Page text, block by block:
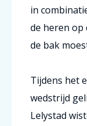
in
de heren op
de bak
Tijdens het
wedstrijd
Lelystad